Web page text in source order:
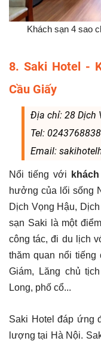
Khách sạn 4 sao
8. Saki Hotel -
Cầu Giấy
Địa chỉ: 28 Dịch
Tel:
Email:
Nổi tiếng với
hưởng của lối sống
Dịch Vọng Hậu,
sạn Saki là một
công tác, đi du lịch
thăm quan nổi
Giám, Lăng chủ
Long, phố cổ...
Saki Hotel đáp ứng
lượng tại Hà Nội.